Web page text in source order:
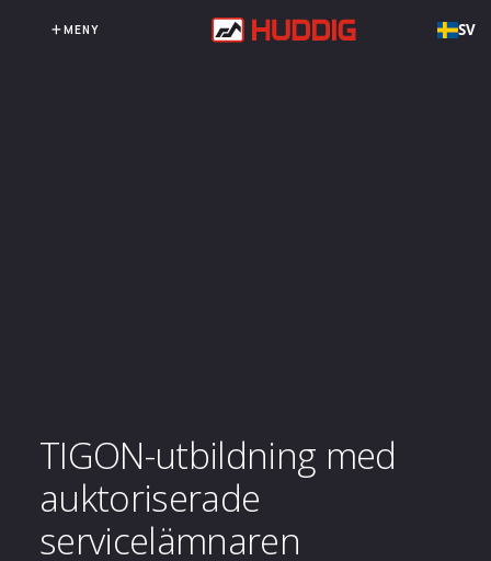
MENY SV
TIGON-utbildning med
auktoriserade
servicelämnaren